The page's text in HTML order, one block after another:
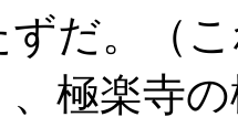
ずだ。（
、極楽寺